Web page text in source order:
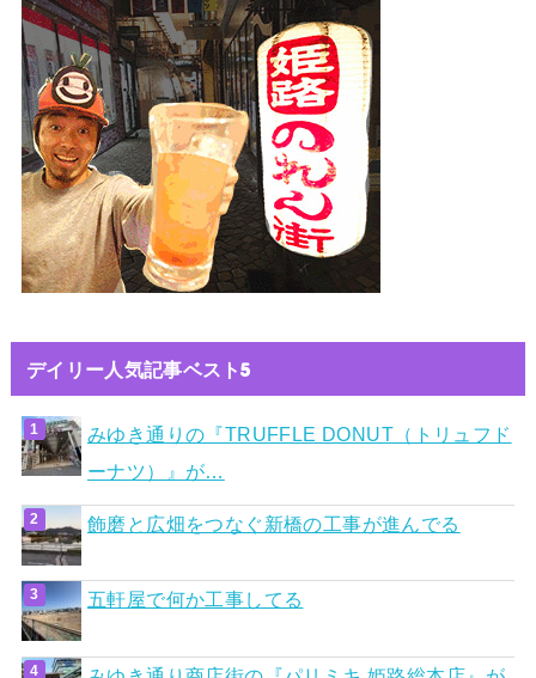
デイリー人気記事ベスト5
みゆき通りの『TRUFFLE DONUT（トリュフド
ーナツ）』が…
飾磨と広畑をつなぐ新橋の工事が進んでる
五軒屋で何か工事してる